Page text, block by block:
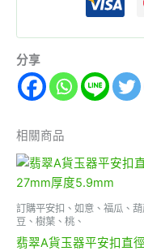
分享
相關商品
訂購平安扣、如意、福瓜、
豆、樹葉、桃、
翡翠A貨玉器平安扣直徑